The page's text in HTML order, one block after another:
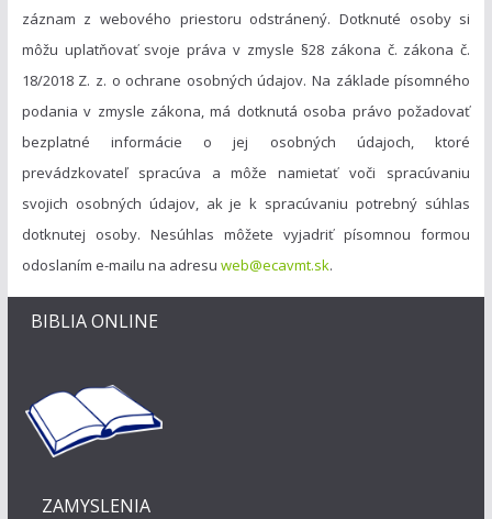
záznam z webového priestoru odstránený. Dotknuté osoby si
môžu uplatňovať svoje práva v zmysle §28 zákona č. zákona č.
18/2018 Z. z. o ochrane osobných údajov. Na základe písomného
podania v zmysle zákona, má dotknutá osoba právo požadovať
bezplatné informácie o jej osobných údajoch, ktoré
prevádzkovateľ spracúva a môže namietať voči spracúvaniu
svojich osobných údajov, ak je k spracúvaniu potrebný súhlas
dotknutej osoby. Nesúhlas môžete vyjadriť písomnou formou
odoslaním e-mailu na adresu web@ecavmt.sk.
BIBLIA ONLINE
ZAMYSLENIA